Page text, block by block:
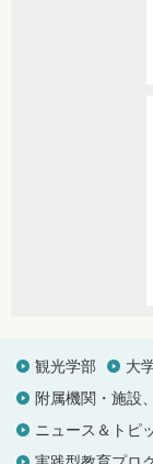
観光学部 大
附属機関・施設
ニュース＆トピ